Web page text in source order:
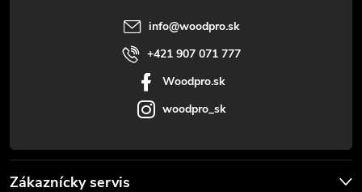
Zákaznícky servis
info@woodpro.sk
+421 907 071 777
Woodpro.sk
woodpro_sk